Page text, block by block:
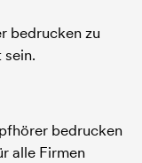
bedrucken zu
bedrucken
alle Firmen